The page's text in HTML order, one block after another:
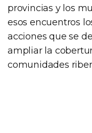
provincias y los
esos encuentros
acciones que se
ampliar la
comunidades